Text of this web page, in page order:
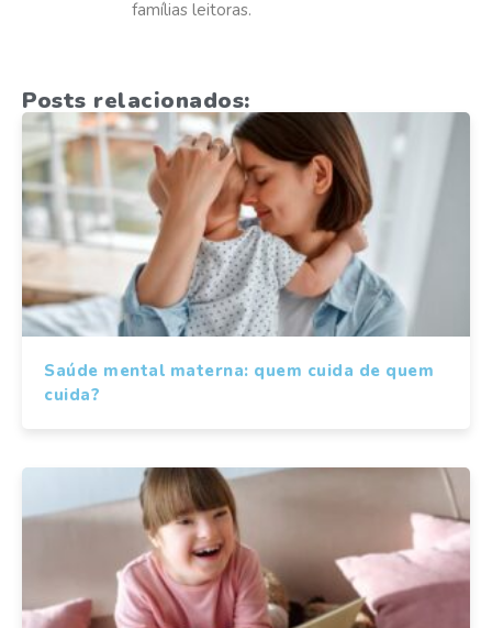
famílias leitoras.
Posts relacionados:
Saúde mental materna: quem cuida de quem
cuida?